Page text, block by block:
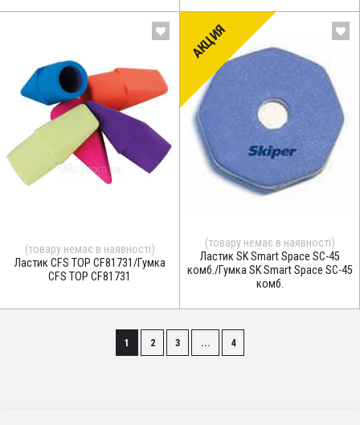
(товару немає в наявності)
Ластик CFS TOP CF81731/Гумка
CFS TOP CF81731
АКЦИЯ
(товару немає в наявності)
Ластик SK Smart Space SC-45
комб./Гумка SK Smart Space SC-45
комб.
1 2 3 ... 4